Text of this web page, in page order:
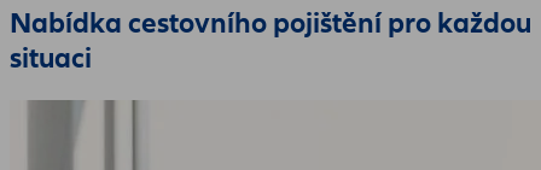
Nabídka cestovního pojištění pro každou
situaci